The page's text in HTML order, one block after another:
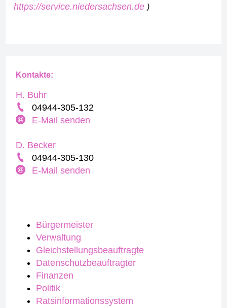
https://service.niedersachsen.de )
Bürgermeister
Verwaltung
Gleichstellungsbeauftragte
Datenschutzbeauftragter
Finanzen
Politik
Ratsinformationssystem
Kontakte:
H. Buhr
04944-305-132
E-Mail senden
D. Becker
04944-305-130
E-Mail senden